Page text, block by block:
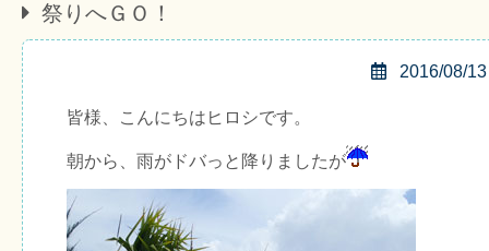
祭りへＧＯ！
2016/08/13
皆様、こんにちはヒロシです。
朝から、雨がドバっと降りましたが